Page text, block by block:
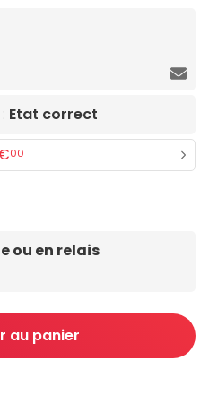
Etat correct
00
ou en relais
au panier